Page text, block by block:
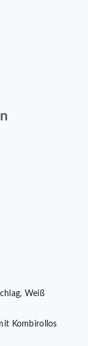
Weiß
Kombirollos